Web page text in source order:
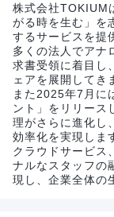
株式会社TOKIUM
がる時を生む」を
するサービスを提
多くの法人でアナ
求書受領に着目し
ェアを展開してき
また2025年7月に
ント」をリリース
理がさらに進化し
効率化を実現しま
クラウドサービス
ナルなスタッフの
現し、企業全体の